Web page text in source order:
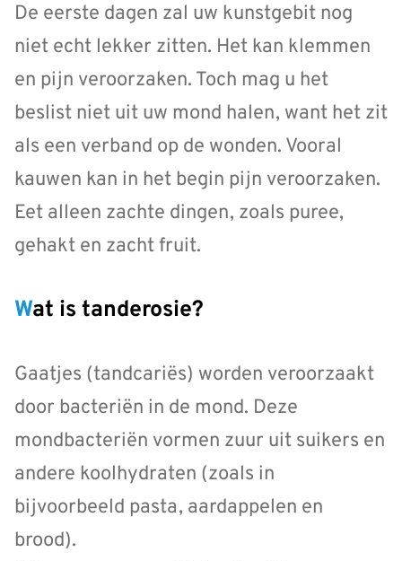
De eerste dagen zal uw kunstgebit nog
niet echt lekker zitten. Het kan klemmen
en pijn veroorzaken. Toch mag u het
beslist niet uit uw mond halen, want het zit
als een verband op de wonden. Vooral
kauwen kan in het begin pijn veroorzaken.
Eet alleen zachte dingen, zoals puree,
gehakt en zacht fruit.
Wat is tanderosie?
Gaatjes (tandcariës) worden veroorzaakt
door bacteriën in de mond. Deze
mondbacteriën vormen zuur uit suikers en
andere koolhydraten (zoals in
bijvoorbeeld pasta, aardappelen en
brood).